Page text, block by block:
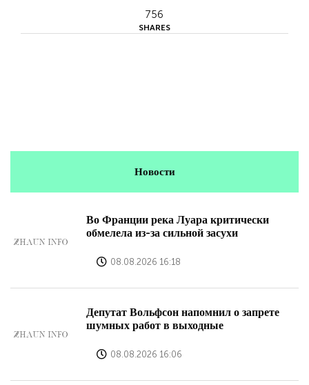
756
SHARES
Новости
Во Франции река Луара критически
обмелела из-за сильной засухи
08.08.2026 16:18
Депутат Вольфсон напомнил о запрете
шумных работ в выходные
08.08.2026 16:06